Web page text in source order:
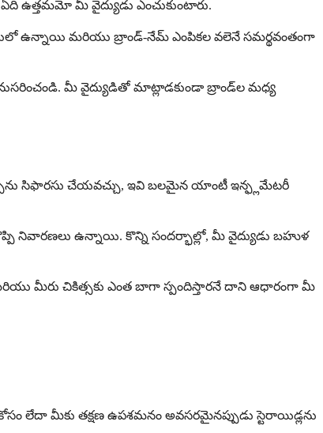
ఉత్తమమో మీ వైద్యుడు ఎంచుకుంటారు.
ఉన్నాయి మరియు బ్రాండ్-నేమ్ ఎంపికల వలెనే సమర్థవంతంగా
మీ వైద్యుడితో మాట్లాడకుండా బ్రాండ్‌ల మధ్య
సిఫారసు చేయవచ్చు, ఇవి బలమైన యాంటీ ఇన్ఫ్లమేటరీ
నివారణలు ఉన్నాయి. కొన్ని సందర్భాల్లో, మీ వైద్యుడు బహుళ
మరియు మీరు చికిత్సకు ఎంత బాగా స్పందిస్తారనే దాని ఆధారంగా మీ
మీకు తక్షణ ఉపశమనం అవసరమైనప్పుడు స్టెరాయిడ్లను